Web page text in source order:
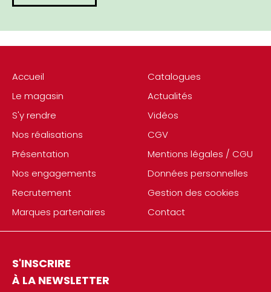
Accueil
Le magasin
S'y rendre
Nos réalisations
Présentation
Nos engagements
Recrutement
Marques partenaires
Catalogues
Actualités
Vidéos
CGV
Mentions légales / CGU
Données personnelles
Gestion des cookies
Contact
S'INSCRIRE
À LA NEWSLETTER